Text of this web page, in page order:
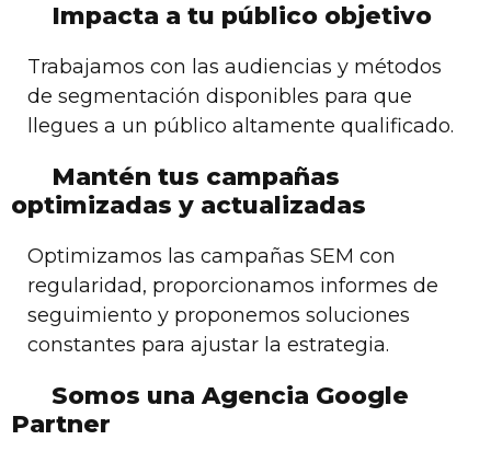
Impacta a tu público objetivo
Trabajamos con las audiencias y métodos
de segmentación disponibles para que
llegues a un público altamente qualificado.
Mantén tus campañas
optimizadas y actualizadas
Optimizamos las campañas SEM con
regularidad, proporcionamos informes de
seguimiento y proponemos soluciones
constantes para ajustar la estrategia.
Somos una Agencia Google
Partner